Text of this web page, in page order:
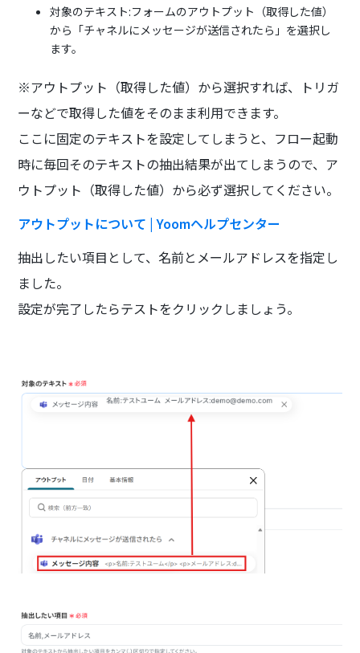
対象のテキスト:フォームのアウトプット（取得した値）
から「チャネルにメッセージが送信されたら」を選択し
ます。
※アウトプット（取得した値）から選択すれば、トリガ
ーなどで取得した値をそのまま利用できます。
ここに固定のテキストを設定してしまうと、フロー起動
時に毎回そのテキストの抽出結果が出てしまうので、ア
ウトプット（取得した値）から必ず選択してください。
アウトプットについて | Yoomヘルプセンター
抽出したい項目として、名前とメールアドレスを指定し
ました。
設定が完了したらテストをクリックしましょう。